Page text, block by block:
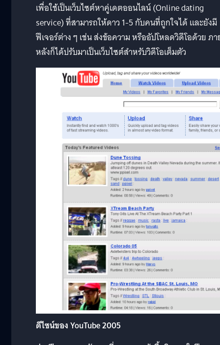
เพื่อใช้เป็นเว็บไซต์หาคู่เดตออนไลน์ (Online dating
service) ที่สามารถให้ดาว 1-5 กับคนที่ถูกใจได้ และยังมี
ฟีเจอร์ต่าง ๆ เช่น ส่งข้อความ หรืออัปโหลดวิดีโอด้วย ภ
หลังก็ได้ปรับมาเป็นเว็บไซต์สำหรับวิดีโอเต็มตัว
ดีไซน์ของ YouTube 2005